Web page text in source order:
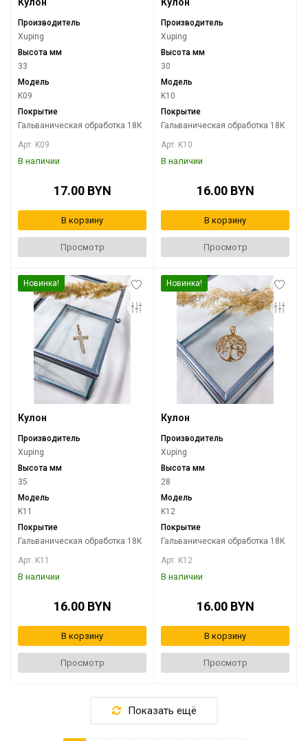
Производитель
Xuping
Высота мм
33
Модель
K09
Покрытие
Гальваническая обработка 18К
Арт. K09
В наличии
17.00 BYN
В корзину
Просмотр
Производитель
Xuping
Высота мм
30
Модель
K10
Покрытие
Гальваническая обработка 18К
Арт. K10
В наличии
16.00 BYN
В корзину
Просмотр
Новинка!
Кулон
Производитель
Xuping
Высота мм
35
Модель
K11
Покрытие
Гальваническая обработка 18К
Арт. K11
В наличии
16.00 BYN
В корзину
Просмотр
Новинка!
Кулон
Производитель
Xuping
Высота мм
28
Модель
K12
Покрытие
Гальваническая обработка 18К
Арт. K12
В наличии
16.00 BYN
В корзину
Просмотр
Показать ещё